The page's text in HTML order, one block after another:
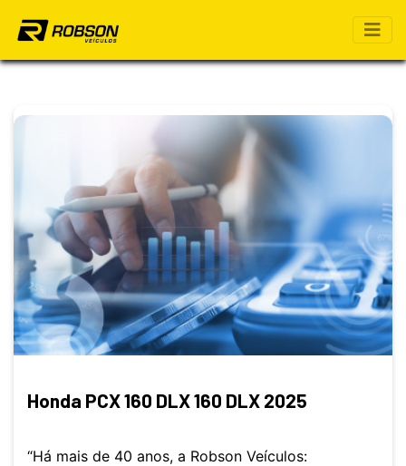
Honda PCX 160 DLX 160 DLX 2025
“Há mais de 40 anos, a Robson Veículos: